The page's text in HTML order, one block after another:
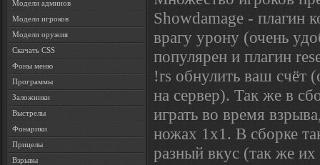
Модели админов
Модели игроков
Модели оружия
Скачать CSS
Фоны меню
Программы
Заложники
Выстрелы
Фонарики
Прицелы
Взрывы
Showdamage - плагин
врагу урону (очень
популярен и плагин
!rs обнулить ваш счёт
на сервер). Так же в
играть во время
ножах 1х1. В сборке
разный вкус (так же